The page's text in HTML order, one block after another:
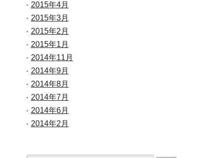
2015年4月
2015年3月
2015年2月
2015年1月
2014年11月
2014年9月
2014年8月
2014年7月
2014年6月
2014年2月